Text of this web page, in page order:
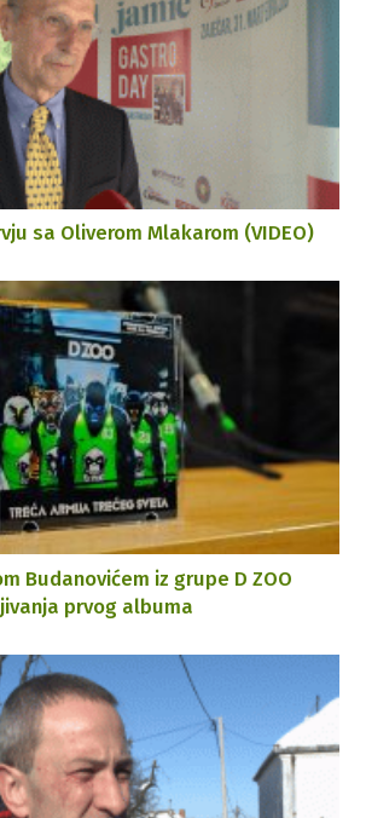
sa Oliverom Mlakarom (VIDEO)
Budanovićem iz grupe D ZOO
prvog albuma